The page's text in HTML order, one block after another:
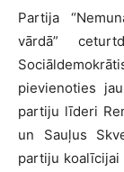
Partija
vārdā”
pievienoties
partiju līderi
un Sauļus
partiju koalīcijai